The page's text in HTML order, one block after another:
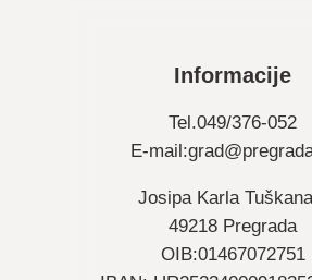
Informacije
Tel.049/376-052
E-mail:
Josipa Karla
49218 Pregrada
OIB:01467072751